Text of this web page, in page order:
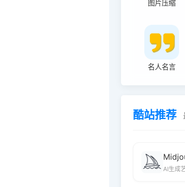
图片压缩
名人名言
酷站推荐
AI生成